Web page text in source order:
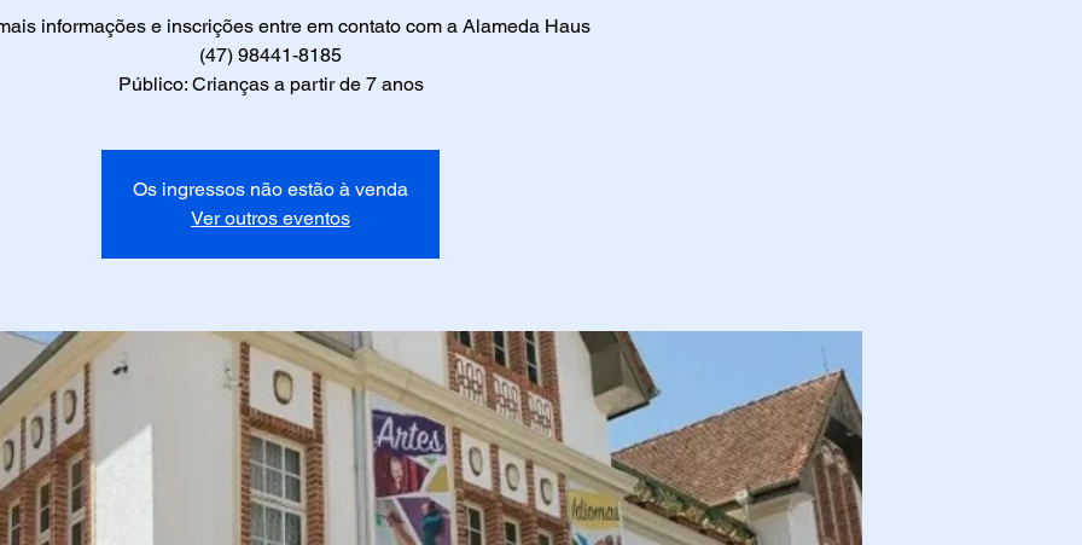
informações e inscrições entre em contato com a Alameda Haus
(47) 98441-8185
Público: Crianças a partir de 7 anos
Os ingressos não estão à venda
Ver outros eventos